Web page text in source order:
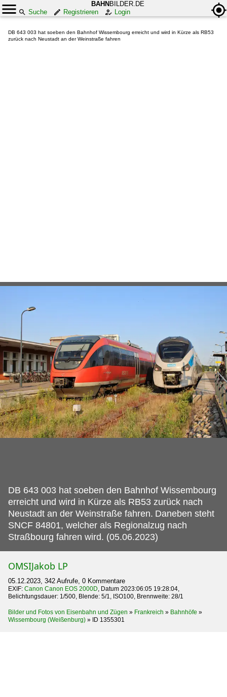
BAHN BILDER.DE
Suche
Registrieren Login
DB 643 003 hat soeben den Bahnhof Wissembourg erreicht und wird in Kürze als RB53
zurück nach Neustadt an der Weinstraße fahren
DB 643 003 hat soeben den Bahnhof Wissembourg
erreicht und wird in Kürze als RB53 zurück nach
Neustadt an der Weinstraße fahren. Daneben steht
SNCF 84801, welcher als Regionalzug nach
Straßbourg fahren wird. (05.06.2023)
OMSIJakob LP
05.12.2023, 342 Aufrufe, 0 Kommentare
EXIF: Canon Canon EOS 2000D, Datum 2023:06:05 19:28:04,
Belichtungsdauer: 1/500, Blende: 5/1, ISO100, Brennweite: 28/1
Bilder und Fotos von Eisenbahn und Zügen » Frankreich » Bahnhöfe »
Wissembourg (Weißenburg) » ID 1355301